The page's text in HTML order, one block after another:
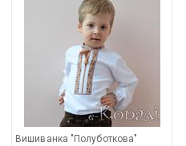
Вишиванка "Полуботкова"